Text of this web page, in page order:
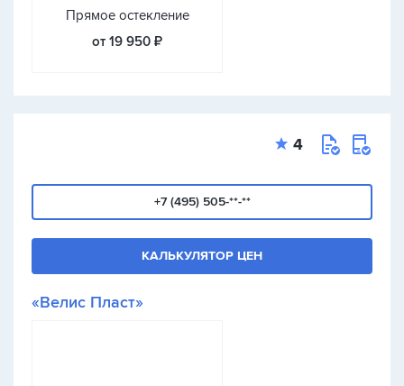
Прямое остекление
от 19 950 ₽
4
+7 (495) 505-**-**
КАЛЬКУЛЯТОР ЦЕН
«Велис Пласт»